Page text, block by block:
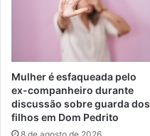
Mulher é esfaqueada pelo
ex-companheiro durante
discussão sobre guarda dos
filhos em Dom Pedrito